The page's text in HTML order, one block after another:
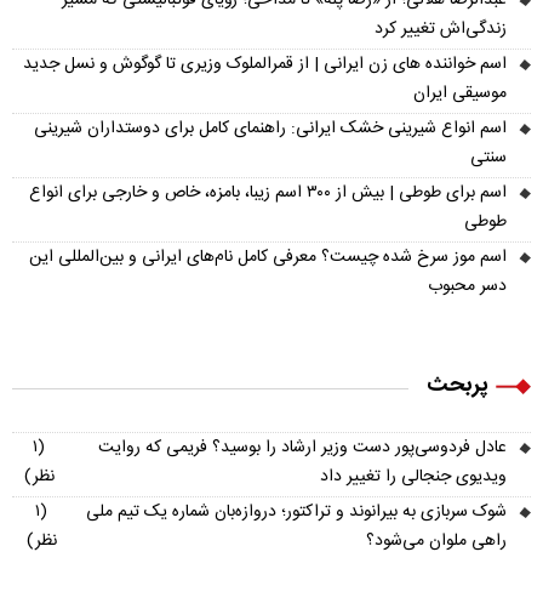
زندگی‌اش تغییر کرد
اسم خواننده های زن ایرانی | از قمرالملوک وزیری تا گوگوش و نسل جدید
موسیقی ایران
اسم انواع شیرینی خشک ایرانی: راهنمای کامل برای دوستداران شیرینی
سنتی
اسم برای طوطی | بیش از ۳۰۰ اسم زیبا، بامزه، خاص و خارجی برای انواع
طوطی
اسم موز سرخ شده چیست؟ معرفی کامل نام‌های ایرانی و بین‌المللی این
دسر محبوب
پربحث
عادل فردوسی‌پور دست وزیر ارشاد را بوسید؟ فریمی که روایت
ویدیوی جنجالی را تغییر داد
(۱
نظر)
شوک سربازی به بیرانوند و تراکتور؛ دروازه‌بان شماره یک تیم ملی
راهی ملوان می‌شود؟
(۱
نظر)